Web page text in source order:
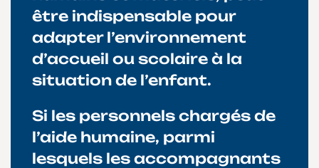
être indispensable pour
adapter l’environnement
d’accueil ou scolaire à la
situation de l’enfant.
Si les personnels chargés de
l’aide humaine, parmi
lesquels les accompagnants